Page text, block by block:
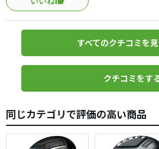
ドライバー同様オススメです！
すべてのクチコミを
クチコミをす
同じカテゴリで評価の高い商品